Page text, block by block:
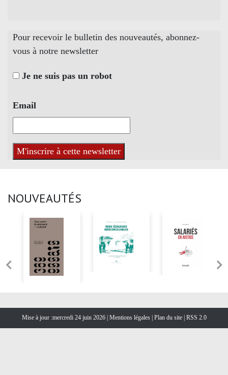
Pour recevoir le bulletin des nouveautés, abonnez-
vous à notre newsletter
Je ne suis pas un robot
Email
NOUVEAUTÉS
Mise à jour :mercredi 24 juin 2026 | Mentions légales | Plan du site |RSS 2.0